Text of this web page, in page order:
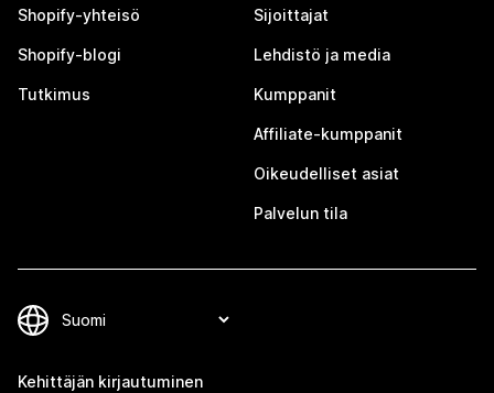
Shopify-yhteisö
Shopify-blogi
Tutkimus
Sijoittajat
Lehdistö ja media
Kumppanit
Affiliate-kumppanit
Oikeudelliset asiat
Palvelun tila
Kehittäjän kirjautuminen